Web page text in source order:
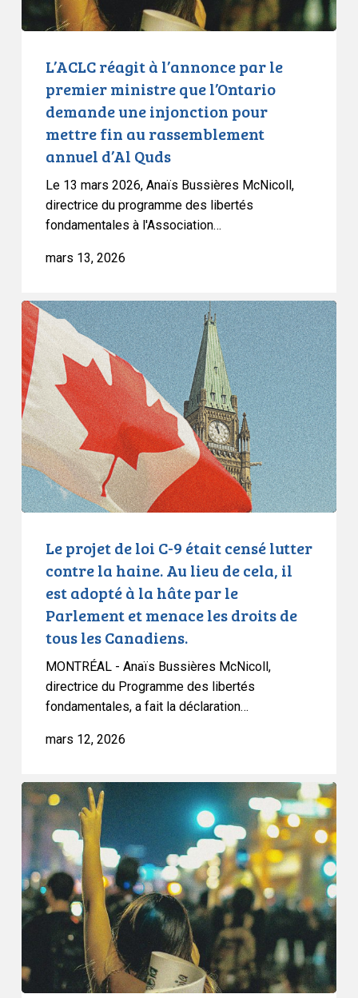
l’Ontario
mettre
rassemblement
annuel
L’ACLC réagit à l’annonce par le
premier ministre que l’Ontario
demande une injonction pour
mettre fin au rassemblement
annuel d’Al Quds
Le 13 mars 2026, Anaïs Bussières McNicoll,
directrice du programme des libertés
fondamentales à l'Association…
mars 13, 2026
Le
projet
de
loi
C-
9
était
censé
lutter
contre
la
adopté
le
Parlement
et
menace
les
droits
de
tous
Canadiens.
Le projet de loi C-9 était censé lutter
contre la haine. Au lieu de cela, il
est adopté à la hâte par le
Parlement et menace les droits de
tous les Canadiens.
MONTRÉAL - Anaïs Bussières McNicoll,
directrice du Programme des libertés
fondamentales, a fait la déclaration…
mars 12, 2026
Projet
de
loi
13
:
l’ACLC,
LDL
groupes